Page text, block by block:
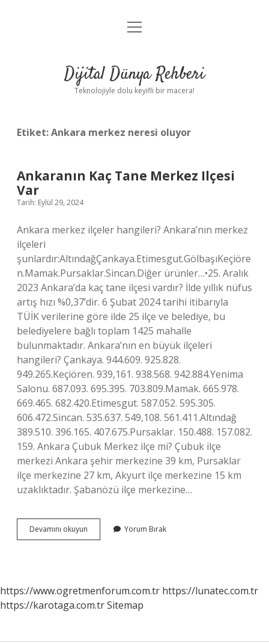
Anasayfa
Yasal Uyarı
menüyü
Dijital Dünya Rehberi
Teknolojiyle dolu keyifli bir macera!
Etiket:Ankara merkez neresi oluyor
Ankaranın Kaç Tane Merkez Ilçesi
Var
Tarih: Eylül 29, 2024
Ankara merkez ilçeler hangileri? Ankara’nın merkez
ilçeleri
şunlardır:AltındağÇankaya.Etimesgut.GölbaşıKeçiöre
n.Mamak.Pursaklar.Sincan.Diğer ürünler…•25. Aralık
2023 Ankara’da kaç tane ilçesi vardır? İlde yıllık nüfus
artış hızı %0,37’dir. 6 Şubat 2024 tarihi itibarıyla
TÜİK verilerine göre ilde 25 ilçe ve belediye, bu
belediyelere bağlı toplam 1425 mahalle
bulunmaktadır. Ankara’nın en büyük ilçeleri
hangileri? Çankaya. 944.609. 925.828.
949.265.Keçiören. 939,161. 938.568. 942.884.Yenima
Salonu. 687.093. 695.395. 703.809.Mamak. 665.978.
669.465. 682.420.Etimesgut. 587.052. 595.305.
606.472.Sincan. 535.637. 549,108. 561.411.Altındağ
389.510. 396.165. 407.675.Pursaklar. 150.488. 157.082.
159. Ankara Çubuk Merkez ilçe mi? Çubuk ilçe
merkezi Ankara şehir merkezine 39 km, Pursaklar
ilçe merkezine 27 km, Akyurt ilçe merkezine 15 km
uzaklıktadır. Şabanözü ilçe merkezine…
Devamını okuyun Ankaranın
Kaç
Yorum Bırak
https://www.ogretmenforum.com.tr https://lunatec.com.tr
https://karotaga.com.trSitemap